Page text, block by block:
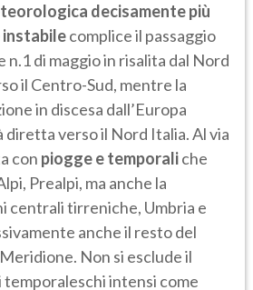
decisamente più
instabilecomplice il passaggio
di maggio in risalita dal Nord
il Centro-Sud, mentre la
in discesa dall’Europa
verso il Nord Italia. Al via
con piogge e temporaliche
Prealpi, ma anche la
centrali tirreniche, Umbria e
anche il resto del
Non si esclude il
intensi come